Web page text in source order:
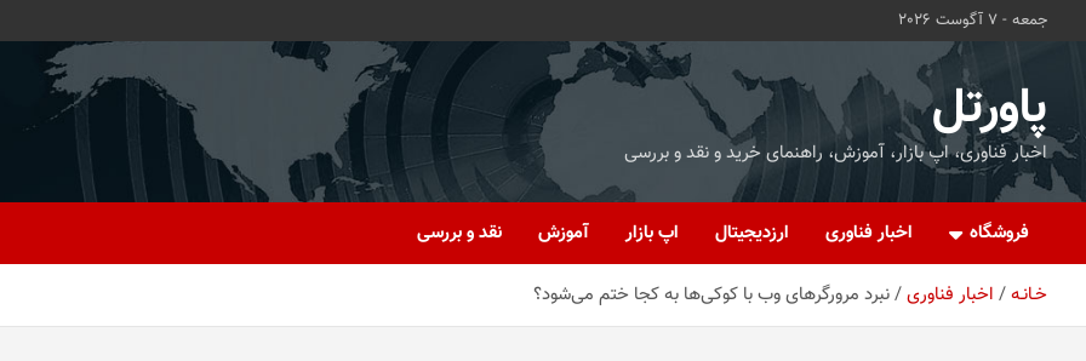
جمعه - 7 آگوست 2026
پاورتل
اخبار فناوری، اپ بازار، آموزش، راهنمای خرید و نقد و بررسی
فروشگاه اخبار فناوری ارزدیجیتال اپ بازار آموزش نقد و بررسی
خـانـه اخبار فناوری نبرد مرورگرهای وب با کوکی‌ها به کجا ختم می‌شود؟